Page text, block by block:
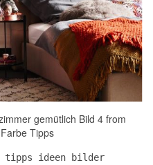
gemütlich Bild 4 from
Tipps
tipps ideen bilder